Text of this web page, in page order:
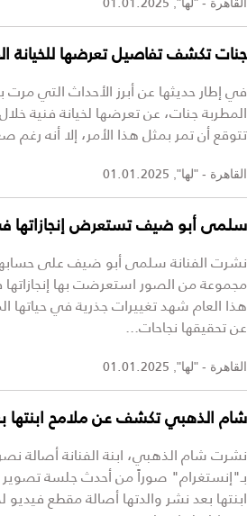
جنات تكشف تفاصيل تعرضها للخيانة
المطربة جنات، عن تعرضها لخيانة فنية
تتوقع أن تمر بمثل هذا الأمر، إلا أنه رغم
القاهرة - "لها", 01.01.2025
سلمى أبو ضيف تستعرض إنجازاتها
نشرت الفنانة سلمى أبو ضيف على
هذا العام شهد تغييرات جذرية في حياتها
عن تحقيقها نجاحات...
القاهرة - "لها", 01.01.2025
شام الذهبي تكشف عن ملامح ابنتها
نشرت شام الذهبي، ابنة الفنانة أصالة
بـ"إنستغرام" صوراً من أحدث جلسة
ابنتها بعد نشر والدتها أصالة مقطع فيديو